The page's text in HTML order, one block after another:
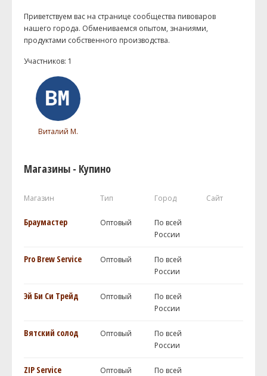
Приветствуем ваc на странице сообщества пивоваров
нашего города. Обмениваемся опытом, знаниями,
продуктами собственного производства.
Участников: 1
Виталий М.
Магазины - Купино
Магазин Тип Город Сайт
Браумастер Оптовый
По всей
России
Pro Brew Service Оптовый
По всей
России
Эй Би Си Трейд Оптовый
По всей
России
Вятский солод Оптовый
По всей
России
ZIP Service Оптовый
По всей